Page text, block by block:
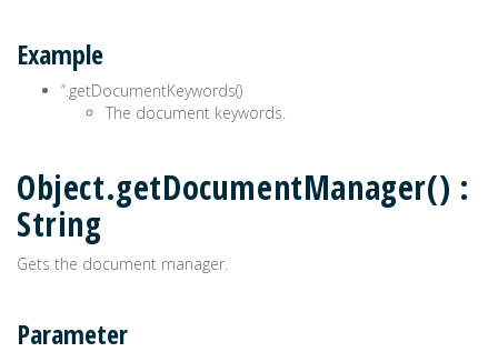
Example
’‘.getDocumentKeywords()
The document keywords.
Object.getDocumentManager() :
String
Gets the document manager.
Parameter